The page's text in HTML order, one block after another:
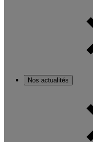
Nos actualités